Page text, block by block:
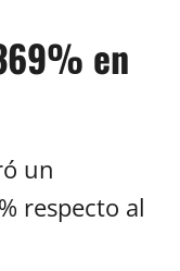
en
un
respecto al